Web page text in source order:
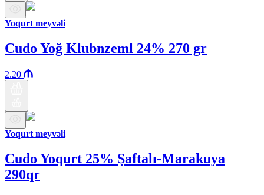
Yoqurt meyvəli
Cudo Yoğ Klubnzeml 24% 270 gr
2.20
Yoqurt meyvəli
Cudo Yoqurt 25% Şaftalı-Marakuya
290qr